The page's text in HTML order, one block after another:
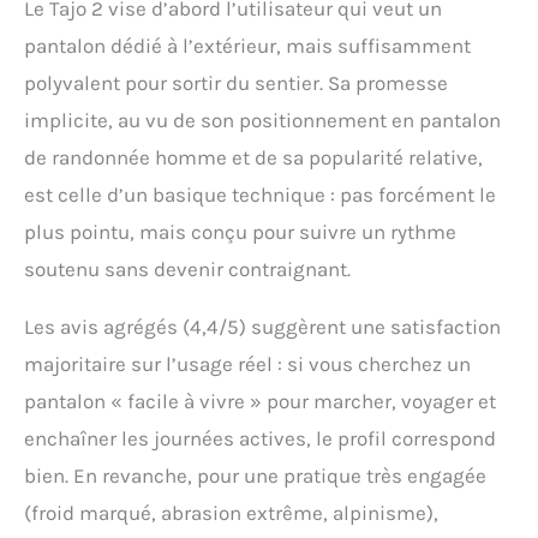
zippée pratique pour
raccourcir facilement en
incluse pour une coupe
optimale Imprégnation,
avec fermeture éclair,
Poche de sécurité
Contenu : 1 x Maier
Regular Fit, Coloris :
Marron, Taille : 50
Le Tajo 2 vise d’abord l’utilisateur qui veut un
pantalon dédié à l’extérieur, mais suffisamment
polyvalent pour sortir du sentier. Sa promesse
implicite, au vu de son positionnement en pantalon
de randonnée homme et de sa popularité relative,
est celle d’un basique technique : pas forcément le
plus pointu, mais conçu pour suivre un rythme
soutenu sans devenir contraignant.
Les avis agrégés (4,4/5) suggèrent une satisfaction
majoritaire sur l’usage réel : si vous cherchez un
pantalon « facile à vivre » pour marcher, voyager et
enchaîner les journées actives, le profil correspond
bien. En revanche, pour une pratique très engagée
(froid marqué, abrasion extrême, alpinisme),